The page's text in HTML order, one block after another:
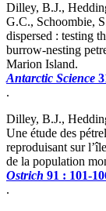
Dilley, B.J.,
G.C., Schoombie,
dispersed : testing
burrow-nesting
Marion Island.
Antarctic Science
.
Dilley, B.J.,
Une étude des
reproduisant sur
de la population
Ostrich 91 : 101-
.